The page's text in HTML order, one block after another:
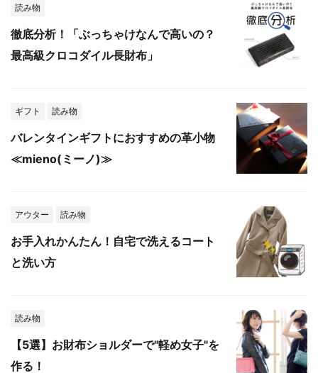
読み物
徹底分析！「ぶっちゃけなんで高いの？
最高級クロコダイル長財布」
ギフト 読み物
バレンタインギフトにおすすめの革小物
≪mieno(ミーノ)≫
アウター 読み物
お手入れかんたん！自宅で洗えるコート
と洗い方
読み物
【5選】お財布ショルダーで"軽め女子"を
作る！